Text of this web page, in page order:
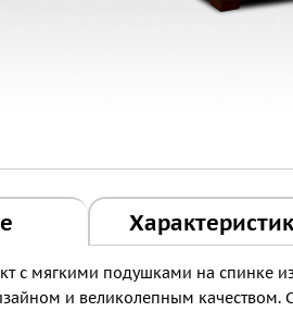
с мягкими подушками на спинке
и великолепным качеством.